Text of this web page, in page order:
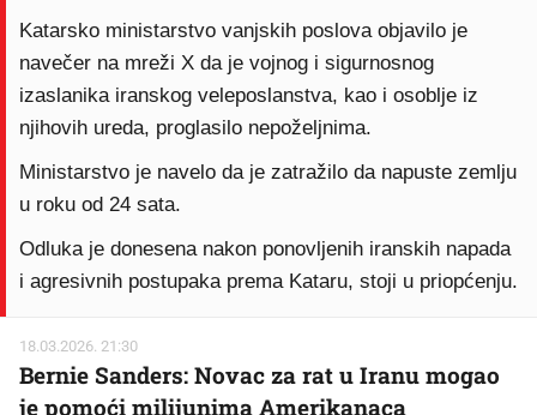
Katarsko ministarstvo vanjskih poslova objavilo je
navečer na mreži X da je vojnog i sigurnosnog
izaslanika iranskog veleposlanstva, kao i osoblje iz
njihovih ureda, proglasilo nepoželjnima.
Ministarstvo je navelo da je zatražilo da napuste zemlju
u roku od 24 sata.
Odluka je donesena nakon ponovljenih iranskih napada
i agresivnih postupaka prema Kataru, stoji u priopćenju.
18.03.2026. 21:30
Bernie Sanders: Novac za rat u Iranu mogao
je pomoći milijunima Amerikanaca